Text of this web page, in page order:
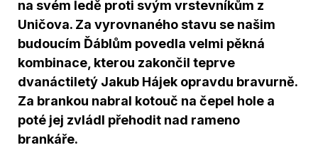
na svém ledě proti svým vrstevníkům z
Uničova. Za vyrovnaného stavu se našim
budoucím Ďáblům povedla velmi pěkná
kombinace, kterou zakončil teprve
dvanáctiletý Jakub Hájek opravdu bravurně.
Za brankou nabral kotouč na čepel hole a
poté jej zvládl přehodit nad rameno
brankáře.